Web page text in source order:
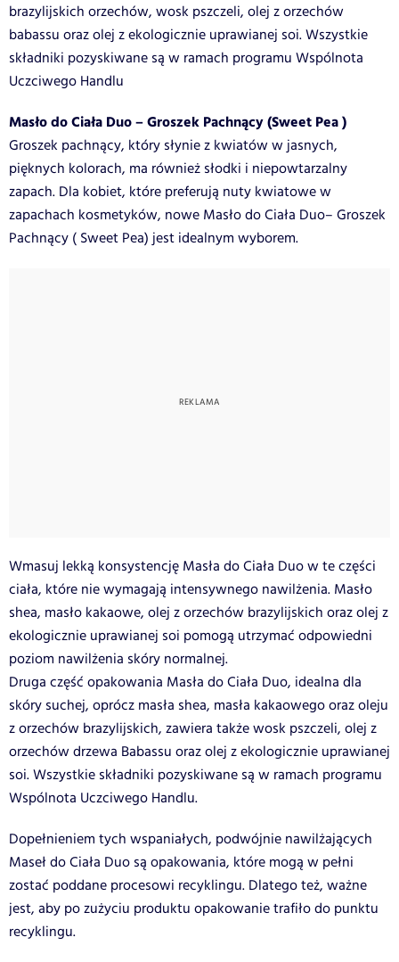
brazylijskich orzechów, wosk pszczeli, olej z orzechów
babassu oraz olej z ekologicznie uprawianej soi. Wszystkie
składniki pozyskiwane są w ramach programu Wspólnota
Uczciwego Handlu
Masło do Ciała Duo – Groszek Pachnący (Sweet Pea )
Groszek pachnący, który słynie z kwiatów w jasnych,
pięknych kolorach, ma również słodki i niepowtarzalny
zapach. Dla kobiet, które preferują nuty kwiatowe w
zapachach kosmetyków, nowe Masło do Ciała Duo– Groszek
Pachnący ( Sweet Pea) jest idealnym wyborem.
Wmasuj lekką konsystencję Masła do Ciała Duo w te części
ciała, które nie wymagają intensywnego nawilżenia. Masło
shea, masło kakaowe, olej z orzechów brazylijskich oraz olej z
ekologicznie uprawianej soi pomogą utrzymać odpowiedni
poziom nawilżenia skóry normalnej.
Druga część opakowania Masła do Ciała Duo, idealna dla
skóry suchej, oprócz masła shea, masła kakaowego oraz oleju
z orzechów brazylijskich, zawiera także wosk pszczeli, olej z
orzechów drzewa Babassu oraz olej z ekologicznie uprawianej
soi. Wszystkie składniki pozyskiwane są w ramach programu
Wspólnota Uczciwego Handlu.
Dopełnieniem tych wspaniałych, podwójnie nawilżających
Maseł do Ciała Duo są opakowania, które mogą w pełni
zostać poddane procesowi recyklingu. Dlatego też, ważne
jest, aby po zużyciu produktu opakowanie trafiło do punktu
recyklingu.